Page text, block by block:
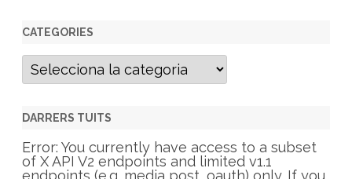
CATEGORIES
C
t
g
r
i
e
DARRERS TUITS
Error: You currently have access to a subset
of X API V2 endpoints and limited v1.1
endpoints (e.g. media post, oauth) only. If you